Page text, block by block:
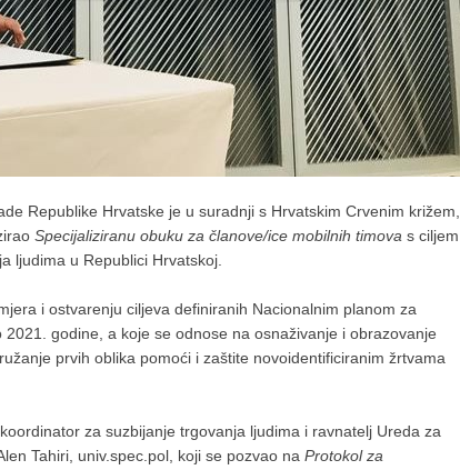
Republike Hrvatske je u suradnji s Hrvatskim Crvenim križem,
Specijaliziranu obuku za članove/ice mobilnih timova s ciljem
ljudima u Republici Hrvatskoj.
i ostvarenju ciljeva definiranih Nacionalnim planom za
godine, a koje se odnose na osnaživanje i obrazovanje
prvih oblika pomoći i zaštite novoidentificiranim žrtvama
za suzbijanje trgovanja ljudima i ravnatelj Ureda za
Tahiri, univ.spec.pol, koji se pozvao na Protokol za